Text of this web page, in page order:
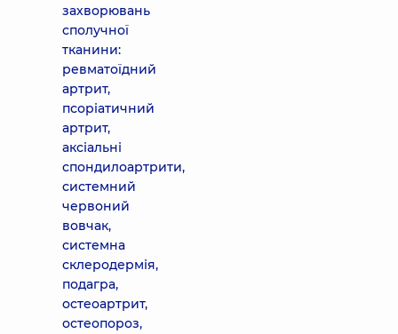
захворювань
сполучної
тканини:
ревматоїдний
артрит,
псоріатичний
артрит,
аксіальні
спондилоартрити,
системний
червоний
вовчак,
системна
склеродермія,
подагра,
остеоартрит,
остеопороз,